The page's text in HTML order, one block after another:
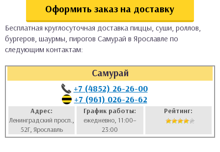
Оформить заказ на доставку
Бесплатная круглосуточная доставка пиццы, суши, роллов,
бургеров, шаурмы, пирогов Самурай в Ярославле по
следующим контактам:
Самурай
+7 (4852) 26-26-00
+7 (961) 026-26-62
Адрес:
Ленинградский просп.,
52Г, Ярославль
График работы:
ежедневно, 11:00–
23:00
Рейтинг: